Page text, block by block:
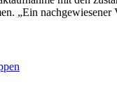
„Ein